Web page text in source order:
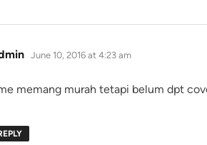
says:
June 10, 2016 at 4:23 am
memang murah tetapi belum dpt